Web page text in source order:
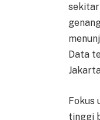
Data
Fokus
tinggi